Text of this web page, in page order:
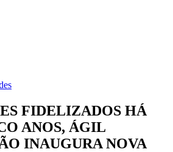
FIDELIZADOS HÁ
ANOS, ÁGIL
INAUGURA NOVA